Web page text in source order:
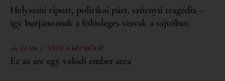
Helyszíni riport, politikai párt, szörnyű tragédia –
így burjánoznak a fölösleges szavak a sajtóban
116. SZÁM | NÉZZ A KÉP MÖGÉ!
Ez az arc egy valódi ember arca